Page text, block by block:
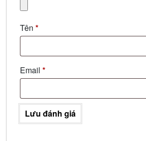
Tên *
Email *
Lưu đánh giá